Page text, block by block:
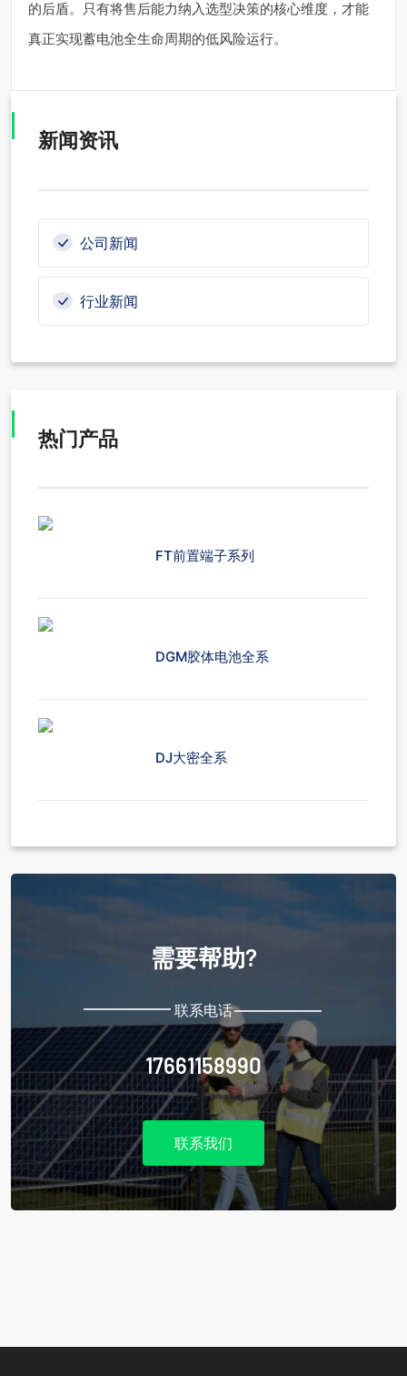
的后盾。只有将售后能力纳入选型决策的核心维度，才能
真正实现蓄电池全生命周期的低风险运行。
新闻资讯
公司新闻
行业新闻
热门产品
FT前置端子系列
DGM胶体电池全系
DJ大密全系
需要帮助?
联系电话
17661158990
联系我们